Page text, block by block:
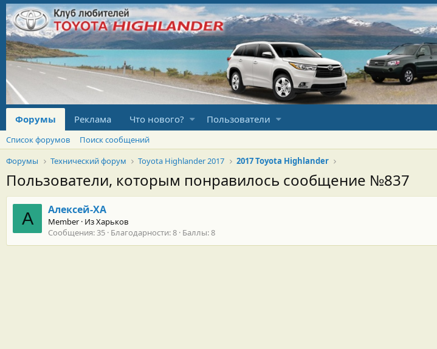
Форумы Реклама Что нового? Пользователи
Список форумов
Поиск сообщений
Форумы
Технический форум Toyota Highlander 2017 2017 Toyota Highlander
Пользователи, которым понравилось сообщение №837
А Алексей-ХА
Member · ИзХарьков
Сообщения 35 Благодарности 8 Баллы 8